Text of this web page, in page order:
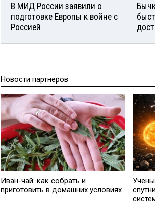
В МИД России заявили о
подготовке Европы к войне с
Россией
Новости партнеров
Иван-чай: как собрать и
приготовить в домашних условиях